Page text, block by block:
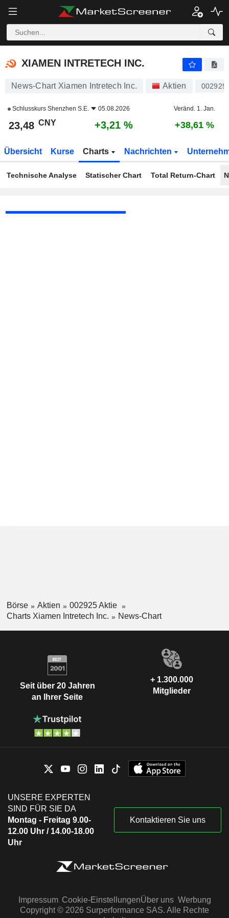
XIAMEN INTRETECH INC.
XIAMEN INTRETECH INC.
News-Chart Xiamen Intretech Inc. Aktien 002925
Schlusskurs Shenzhen S.E. 05.08.2026 Veränd. 1. Jan.
23,48 CNY +3,21 % +38,61 %
Übersicht Kurse Charts Nachrichten
Technische Analyse Statischer Chart Total Return-Chart
Börse Aktien
002925 Aktie
Charts Xiamen Intretech Inc.
News-Chart
Seit über 20 Jahren
an Ihrer Seite
+ 1.300.000
Mitglieder
UNSERE EXPERTEN
SIND FÜR SIE DA
Montag - Freitag 9.00-
12.00 Uhr / 14.00-18.00
Uhr
Kontaktieren Sie uns
Impressum Cookie-EinstellungenÜber uns Werbung
Copyright © 2026 Surperformance SAS. Alle Rechte